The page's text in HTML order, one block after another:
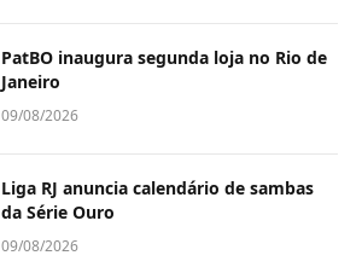
PatBO inaugura segunda loja no Rio de
Janeiro
09/08/2026
Liga RJ anuncia calendário de sambas
da Série Ouro
09/08/2026